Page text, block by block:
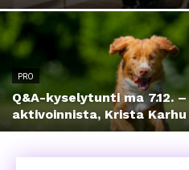
PRO
Q&A-kyselytunti ma 7.12.
aktivoinnista, Krista Karhu